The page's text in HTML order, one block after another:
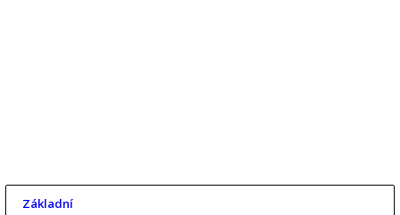
Základní